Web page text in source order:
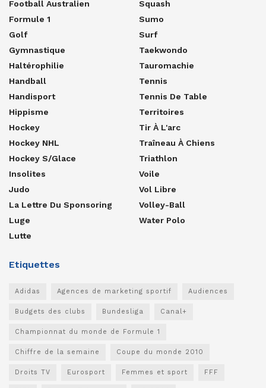
Football Australien
Formule 1
Golf
Gymnastique
Haltérophilie
Handball
Handisport
Hippisme
Hockey
Hockey NHL
Hockey S/glace
Insolites
Judo
La Lettre Du Sponsoring
Luge
Lutte
Squash
Sumo
Surf
Taekwondo
Tauromachie
Tennis
Tennis De Table
Territoires
Tir À L'arc
Traîneau À Chiens
Triathlon
Voile
Vol Libre
Volley-Ball
Water Polo
Etiquettes
Adidas Agences de marketing sportif Audiences
Budgets des clubs Bundesliga Canal+
Championnat du monde de Formule 1
Chiffre de la semaine Coupe du monde 2010
Droits TV Eurosport Femmes et sport FFF